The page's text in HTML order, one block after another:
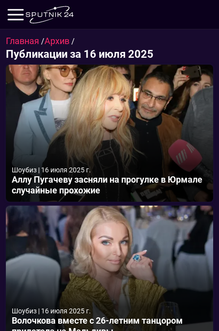
Главная /Архив /
Публикации за 16 июля 2025
Шоубиз | 16 июля 2025 г.
Аллу Пугачеву засняли на прогулке в Юрмале
случайные прохожие
Шоубиз | 16 июля 2025 г.
Волочкова вместе с 26-летним танцором